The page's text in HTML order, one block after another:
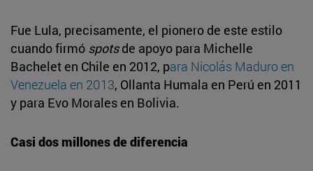
Fue Lula, precisamente, el pionero de este estilo
cuando firmó spotsde apoyo para Michelle
Bachelet en Chile en 2012, para Nicolás Maduro en
Venezuela en 2013, Ollanta Humala en Perú en 2011
y para Evo Morales en Bolivia.
Casi dos millones de diferencia